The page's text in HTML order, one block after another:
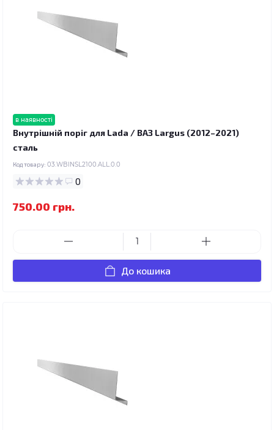
в наявності
Внутрішній поріг для Lada / ВАЗ Largus (2012–2021)
сталь
Код товару: 03.WBINSL2100.ALL.0.0
0
750.00 грн.
До кошика